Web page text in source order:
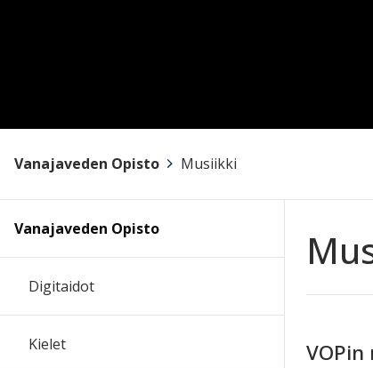
Vanajaveden Opisto Musiikki
Vanajaveden Opisto
Digitaidot
Kielet